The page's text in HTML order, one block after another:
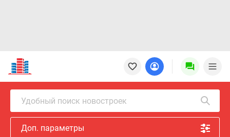
Новостройки
Квартиры
Ипотека
Новостройки
Москвы
Новостройки
Подмосковья
Удобный поиск новостроек
Доп. параметры